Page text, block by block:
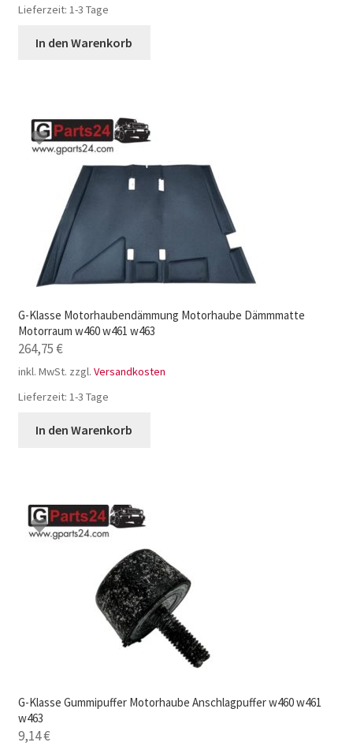
Lieferzeit: 1-3 Tage
In den Warenkorb
G-Klasse Motorhaubendämmung Motorhaube Dämmmatte
Motorraum w460 w461 w463
264,75€
inkl. MwSt. zzgl. Versandkosten
Lieferzeit: 1-3 Tage
In den Warenkorb
G-Klasse Gummipuffer Motorhaube Anschlagpuffer w460 w461
w463
9,14€